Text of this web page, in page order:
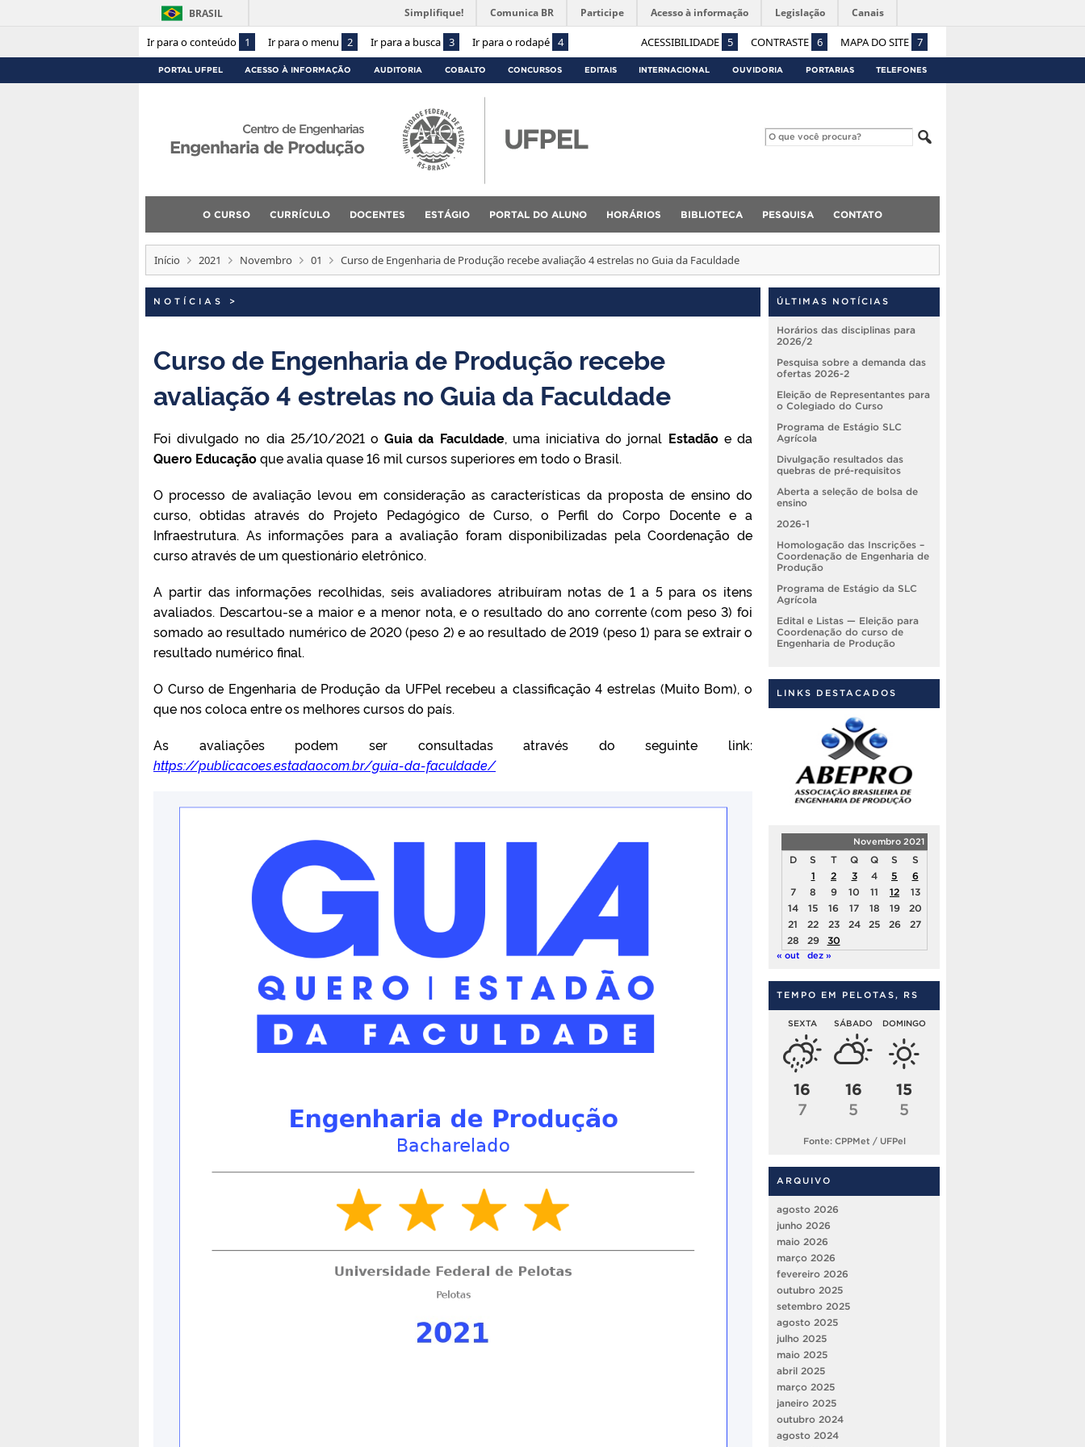
Ir para o conteúdo 1 Ir para o menu 2 Ir para a busca 3 Ir para o rodapé 4 ACESSIBILIDADE 5 CONTRASTE 6 MAPA DO SITE 7
BRASIL Simplifique! Comunica BR Participe Acesso à informação Legislação Canais
PORTAL UFPEL ACESSO À INFORMAÇÃO AUDITORIA COBALTO CONCURSOS EDITAIS INTERNACIONAL OUVIDORIA PORTARIAS TELEFONES
Centro de Engenharias
Engenharia de Produção
O CURSO CURRÍCULO DOCENTES ESTÁGIO PORTAL DO ALUNO HORÁRIOS BIBLIOTECA PESQUISA CONTATO
Início 2021 Novembro 01 Curso de Engenharia de Produção recebe avaliação 4 estrelas no Guia da Faculdade
NOTÍCIAS >
Curso de Engenharia de Produção recebe
avaliação 4 estrelas no Guia da Faculdade
Foi divulgado no dia 25/10/2021 oGuia da Faculdade, uma iniciativa do jornal Estadãoe da
Quero Educaçãoque avalia quase 16 mil cursos superiores em todo o Brasil.
O processo de avaliação levou em consideração as características da proposta de ensino do
curso, obtidas através do Projeto Pedagógico de Curso, o Perfil do Corpo Docente e a
Infraestrutura. As informações para a avaliação foram disponibilizadas pela Coordenação de
curso através de um questionário eletrônico.
A partir das informações recolhidas, seis avaliadores atribuíram notas de 1 a 5 para os itens
avaliados. Descartou-se a maior e a menor nota, e o resultado do ano corrente (com peso 3) foi
somado ao resultado numérico de 2020 (peso 2) e ao resultado de 2019 (peso 1) para se extrair o
resultado numérico final.
O Curso de Engenharia de Produção da UFPel recebeu a classificação 4 estrelas (Muito Bom), o
que nos coloca entre os melhores cursos do país.
As avaliações podem ser consultadas através do seguinte link:
https://publicacoes.estadao.com.br/guia-da-faculdade/
ÚLTIMAS NOTÍCIAS
Horários das disciplinas para
2026/2
Pesquisa sobre a demanda das
ofertas 2026-2
Eleição de Representantes para
o Colegiado do Curso
Programa de Estágio SLC
Agrícola
Divulgação resultados das
quebras de pré-requisitos
Aberta a seleção de bolsa de
ensino
2026-1
Homologação das Inscrições –
Coordenação de Engenharia de
Produção
Programa de Estágio da SLC
Agrícola
Edital e Listas — Eleição para
Coordenação do curso de
Engenharia de Produção
LINKS DESTACADOS
Novembro 2021
D S T Q Q S
S
1
2 3 4 5
6
7
8 9 10 11 12
13
14
15 16 17 18 19
20
21
22 23 24 25 26
27
28
29 30
« out dez »
TEMPO EM PELOTAS, RS
SEXTA
16
7
SÁBADO
16
5
DOMINGO
15
5
Fonte: CPPMet / UFPel
ARQUIVO
agosto 2026
junho 2026
maio 2026
março 2026
fevereiro 2026
outubro 2025
setembro 2025
agosto 2025
julho 2025
maio 2025
abril 2025
março 2025
janeiro 2025
outubro 2024
agosto 2024